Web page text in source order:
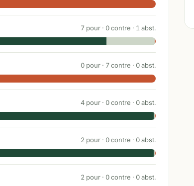
7 pour · 0contre · 1 abst.
0 pour · 7contre · 0abst.
4 pour · 0contre · 0abst.
2 pour · 0contre · 0abst.
2 pour · 0contre · 0abst.